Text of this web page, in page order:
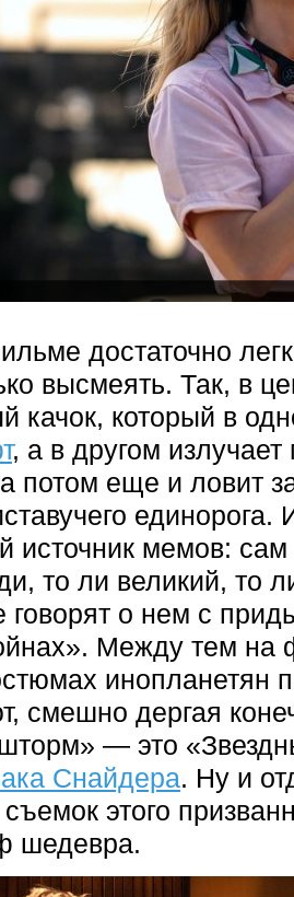
достаточно
высмеять. Так, в
качок, который в
, а в другом
потом еще и ловит
источник мемов:
то ли великий, то
о нем с
Между тем на
инопланетян
смешно дергая
— это
Снайдера. Ну и
этого
шедевра.